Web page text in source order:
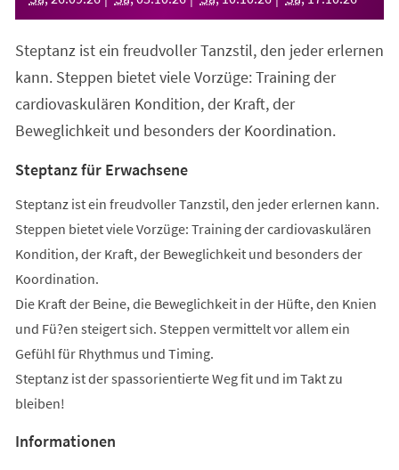
Steptanz ist ein freudvoller Tanzstil, den jeder erlernen
kann. Steppen bietet viele Vorzüge: Training der
cardiovaskulären Kondition, der Kraft, der
Beweglichkeit und besonders der Koordination.
Steptanz für Erwachsene
Steptanz ist ein freudvoller Tanzstil, den jeder erlernen kann.
Steppen bietet viele Vorzüge: Training der cardiovaskulären
Kondition, der Kraft, der Beweglichkeit und besonders der
Koordination.
Die Kraft der Beine, die Beweglichkeit in der Hüfte, den Knien
und Fü?en steigert sich. Steppen vermittelt vor allem ein
Gefühl für Rhythmus und Timing.
Steptanz ist der spassorientierte Weg fit und im Takt zu
bleiben!
Informationen